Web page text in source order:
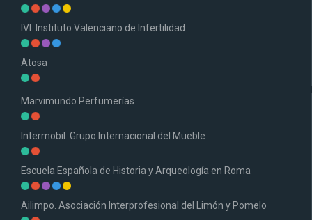
IVI. Instituto Valenciano de Infertilidad
Atosa
Marvimundo Perfumerías
Intermobil. Grupo Internacional del Mueble
Escuela Española de Historia y Arqueología en Roma
Ailimpo. Asociación Interprofesional del Limón y Pomelo